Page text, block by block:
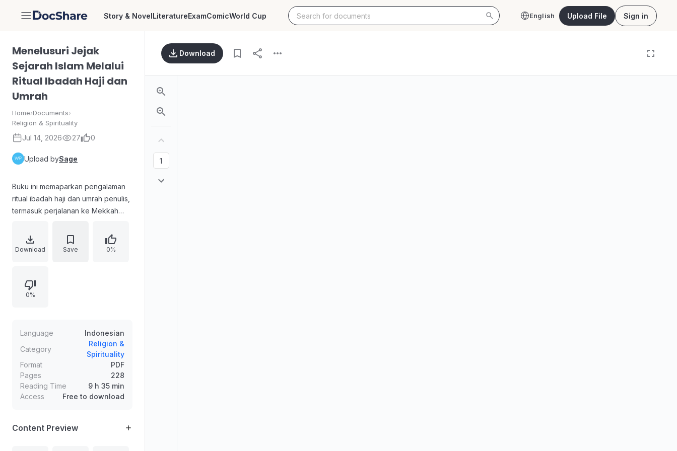
DocShare Story & NovelLiteratureExamComicWorld Cup English Upload File Sign in
Menelusuri Jejak
Sejarah Islam Melalui
Ritual Ibadah Haji dan
Umrah
Home›Documents›
Religion & Spirituality
Jul 14, 2026 27 0
Upload bySage
Buku ini memaparkan pengalaman
ritual ibadah haji dan umrah penulis,
termasuk perjalanan ke Mekkah
kunjungan ke negara-negara Islam
di Timur Tengah. Uraian disusun
pemahaman sejarah Islam dan
kesaksian langsung terhadap
tragedi Mina pada tahun 1990.
Download Save 0%
0%
Language
Indonesian
Category
Religion &
Spirituality
Format
PDF
Pages
228
Reading Time
9 h 35 min
Access
Free to download
Content Preview
Download